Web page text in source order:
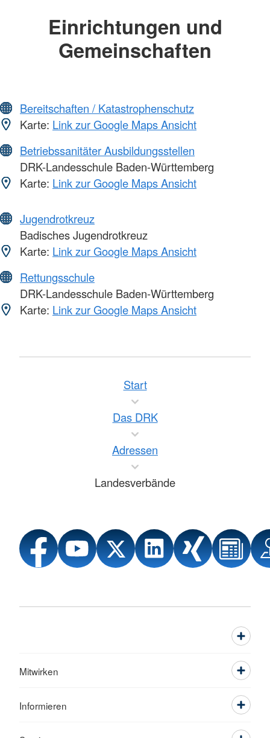
Einrichtungen und
Gemeinschaften
Bereitschaften / Katastrophenschutz
Karte: Link zur Google Maps Ansicht
Betriebssanitäter Ausbildungsstellen
DRK-Landesschule Baden-Württemberg
Karte: Link zur Google Maps Ansicht
Jugendrotkreuz
Badisches Jugendrotkreuz
Karte: Link zur Google Maps Ansicht
Rettungsschule
DRK-Landesschule Baden-Württemberg
Karte: Link zur Google Maps Ansicht
Start
Das DRK
Adressen
Landesverbände
Mitwirken
Informieren